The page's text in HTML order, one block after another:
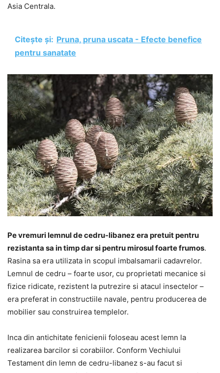
Asia Centrala.
Citește și: Pruna, pruna uscata - Efecte benefice
pentru sanatate
Pe vremuri lemnul de cedru-libanez era pretuit pentru
rezistanta sa in timp dar si pentru mirosul foarte frumos.
Rasina sa era utilizata in scopul imbalsamarii cadavrelor.
Lemnul de cedru – foarte usor, cu proprietati mecanice si
fizice ridicate, rezistent la putrezire si atacul insectelor –
era preferat in constructiile navale, pentru producerea de
mobilier sau construirea templelor.
Inca din antichitate fenicienii foloseau acest lemn la
realizarea barcilor si corabiilor. Conform Vechiului
Testament din lemn de cedru-libanez s-au facut si